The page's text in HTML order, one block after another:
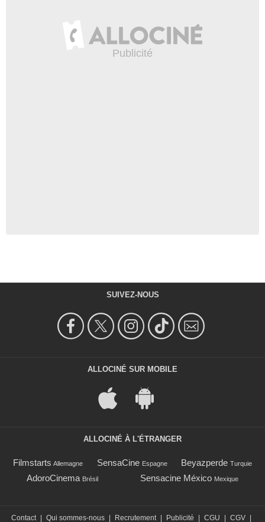
SUIVEZ-NOUS
ALLOCINÉ SUR MOBILE
ALLOCINÉ À L'ÉTRANGER
Filmstarts Allemagne SensaCine Espagne Beyazperde Turquie
AdoroCinema Brésil Sensacine México Mexique
Contact Qui sommes-nous Recrutement Publicité CGU CGV